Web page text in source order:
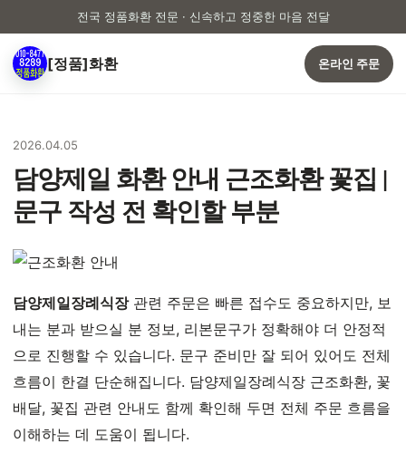
전국 정품화환 전문 · 신속하고 정중한 마음 전달
[정품]화환 온라인 주문
2026.04.05
담양제일 화환 안내 근조화환 꽃집 |
문구 작성 전 확인할 부분
담양제일장례식장관련 주문은 빠른 접수도 중요하지만, 보
내는 분과 받으실 분 정보, 리본문구가 정확해야 더 안정적
으로 진행할 수 있습니다. 문구 준비만 잘 되어 있어도 전체
흐름이 한결 단순해집니다. 담양제일장례식장 근조화환, 꽃
배달, 꽃집 관련 안내도 함께 확인해 두면 전체 주문 흐름을
이해하는 데 도움이 됩니다.